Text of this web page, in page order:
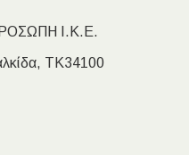
Ι.Κ.Ε.
ΤΚ34100